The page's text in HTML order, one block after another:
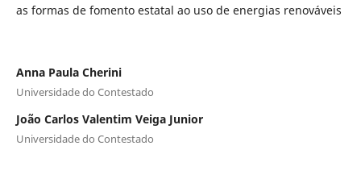
as formas de fomento estatal ao uso de energias renováveis
Anna Paula Cherini
Universidade do Contestado
João Carlos Valentim Veiga Junior
Universidade do Contestado